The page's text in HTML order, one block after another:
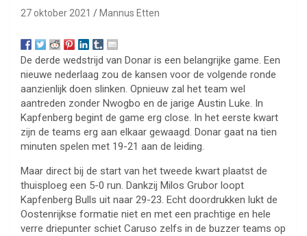
27 oktober 2021 Mannus Etten
De derde wedstrijd van Donar is een belangrijke game. Een
nieuwe nederlaag zou de kansen voor de volgende ronde
aanzienlijk doen slinken. Opnieuw zal het team wel
aantreden zonder Nwogbo en de jarige Austin Luke. In
Kapfenberg begint de game erg close. In het eerste kwart
zijn de teams erg aan elkaar gewaagd. Donar gaat na tien
minuten spelen met 19-21 aan de leiding.
Maar direct bij de start van het tweede kwart plaatst de
thuisploeg een 5-0 run. Dankzij Milos Grubor loopt
Kapfenberg Bulls uit naar 29-23. Echt doordrukken lukt de
Oostenrijkse formatie niet en met een prachtige en hele
verre driepunter schiet Caruso zelfs in de buzzer teams op